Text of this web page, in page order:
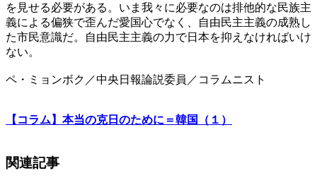
を見せる必要がある。いま我々に必要なのは排他的な民族主
義による偏狭で歪んだ愛国心でなく、自由民主主義の成熟し
た市民意識だ。自由民主主義の力で日本を抑えなければいけ
ない。
ペ・ミョンボク／中央日報論説委員／コラムニスト
【コラム】本当の克日のために＝韓国（１）
関連記事